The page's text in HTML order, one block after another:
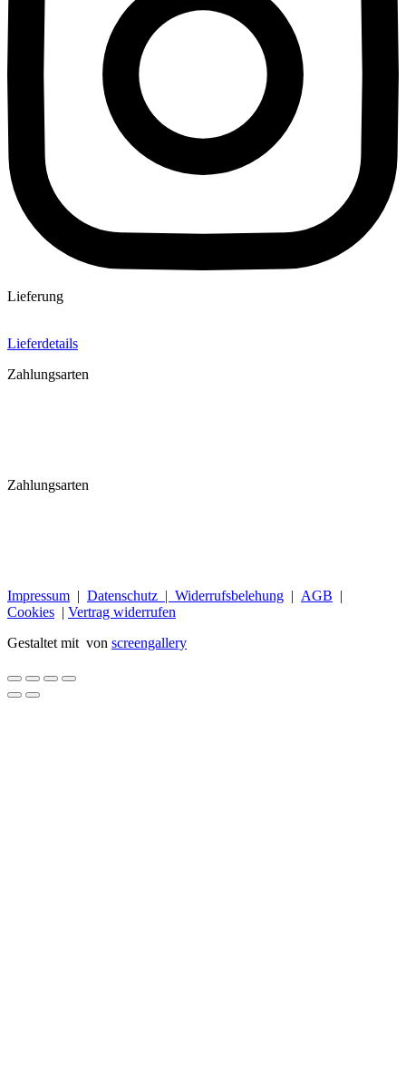
Lieferung
Lieferdetails
Zahlungsarten
Zahlungsarten
Impressum | Datenschutz | Widerrufsbelehung | AGB |
Cookies | Vertrag widerrufen
Gestaltet mit von screengallery